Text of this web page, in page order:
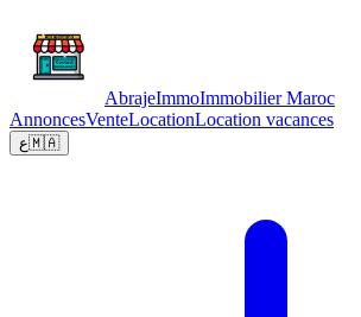
AbrajeImmoImmobilier Maroc
AnnoncesVenteLocationLocation vacances
ع🇲🇦